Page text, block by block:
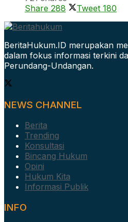
Share 288 Tweet 180
BeritaHukum.ID merupakan
dalam fokus informasi terkini
Perundang-Undangan.
NEWS CHANNEL
Berita
Trending
Konsultasi
Bincang Hukum
Opini
Hukum Kita
Informasi Publik
INFO